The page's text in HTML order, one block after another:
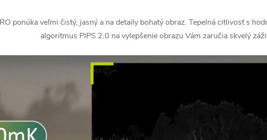
ponúka veľmi čistý, jasný a na detaily bohatý obraz. Tepelná citlivosť s
algoritmus PIPS 2.0 na vylepšenie obrazu Vám zaručia skvelý